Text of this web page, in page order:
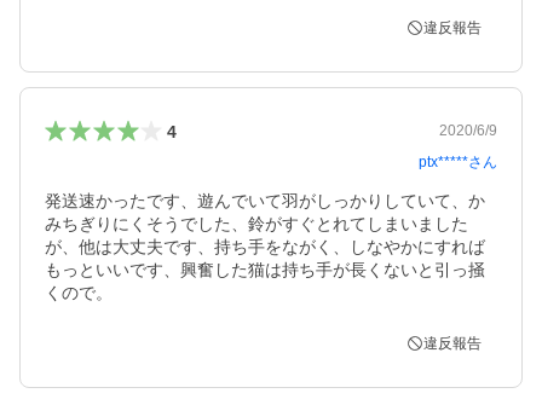
違反報告
4
2020/6/9
ptx*****さん
発送速かったです、遊んでいて羽がしっかりしていて、か
みちぎりにくそうでした、鈴がすぐとれてしまいました
が、他は大丈夫です、持ち手をながく、しなやかにすれば
もっといいです、興奮した猫は持ち手が長くないと引っ掻
くので。
違反報告